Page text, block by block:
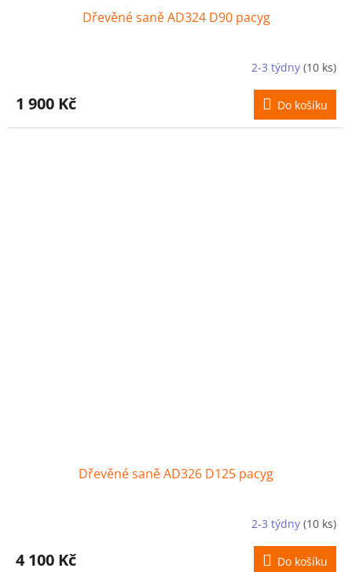
Dřevěné saně AD324 D90 pacyg
2-3 týdny (10 ks)
1 900 Kč Do košíku
Dřevěné saně AD326 D125 pacyg
2-3 týdny (10 ks)
4 100 Kč Do košíku